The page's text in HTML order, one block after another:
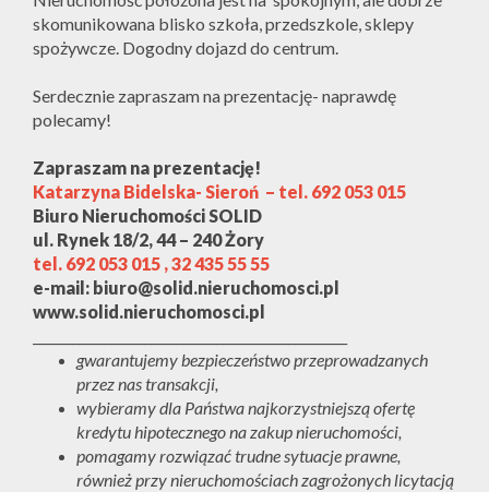
skomunikowana blisko szkoła, przedszkole, sklepy
spożywcze. Dogodny dojazd do centrum.
Serdecznie zapraszam na prezentację- naprawdę
polecamy!
Zapraszam na prezentację!
Katarzyna Bidelska- Sieroń – tel. 692 053 015
Biuro Nieruchomości SOLID
ul. Rynek 18/2, 44 – 240 Żory
tel. 692 053 015 , 32 435 55 55
e-mail: biuro@solid.nieruchomosci.pl
www.solid.nieruchomosci.pl
gwarantujemy bezpieczeństwo przeprowadzanych
przez nas transakcji,
wybieramy dla Państwa najkorzystniejszą ofertę
kredytu hipotecznego na zakup nieruchomości,
pomagamy rozwiązać trudne sytuacje prawne,
również przy nieruchomościach zagrożonych licytacją